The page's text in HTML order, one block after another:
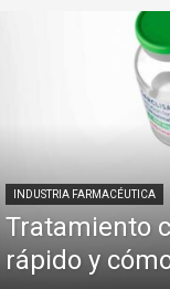
INDUSTRIA FARMACÉUTICA
Tratamiento
rápido y